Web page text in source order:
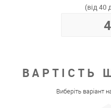
(від 40
ВАРТІСТЬ
Виберіть варіант